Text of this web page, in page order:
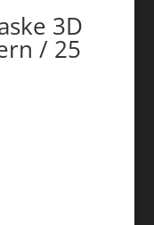
3D
/ 25